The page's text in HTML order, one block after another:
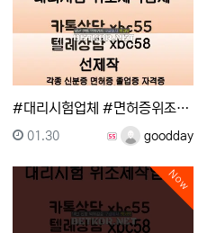
#대리시험업체 #면허증위조#의사면허증위조➽톡상담친추Δ톡…
등록자 goodday
등록일
01.30
Now